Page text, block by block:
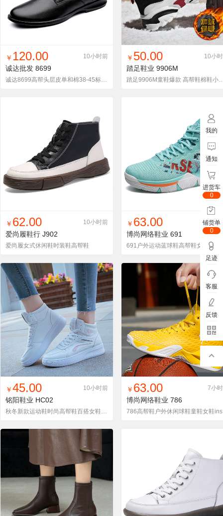
找同款 加入铺货单 收藏
￥ 120.00 10小时前
诚达批发 8699
诚达8699高帮头层皮单和棉38-45标准码120棉鞋125
找同款 加入铺货单 收藏
￥ 50.00 10小
踏足鞋业 9906M
踏足9906M童鞋爆款 高帮鞋棉
找同款 加入铺货单 收藏
￥ 62.00 10小时前
爱尚履鞋行 J902
爱尚履女式休闲鞋时装鞋高帮鞋
找同款 加入铺货单 收藏
￥ 63.00 7小
博尚网络鞋业 691
找同款 加入铺货单 收藏
￥45.00 10小时前
铭阳鞋业 HC02
秋冬新款运动鞋时尚高帮鞋百搭女鞋单鞋
找同款 加入铺货单 收藏
￥ 63.00 7小
博尚网络鞋业 786
我的
通知
进货车
0
铺货单
0
足迹
客服
反馈